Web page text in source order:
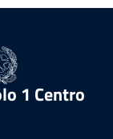
1 Centro